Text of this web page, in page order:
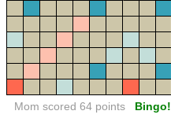
Mom scored 64 points Bingo!